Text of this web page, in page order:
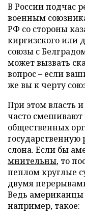
В России подчас
военным
РФ со стороны
киргизского или
союзы с
может вызвать
вопрос – если
же вы к черту
При этом власть
часто смешивают
общественных
слона. Если бы
мнительны, то
пеплом круглые
двумя
Ведь американцы
например, такое: